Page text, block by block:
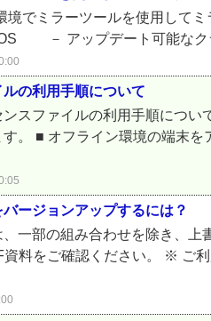
境でミラーツールを使用して
－ アップデート可能な
の利用手順について
スファイルの利用手順につ
。 ■ オフライン環境の端末
ージョンアップするには？
一部の組み合わせを除き、
料をご確認ください。 ※ ご